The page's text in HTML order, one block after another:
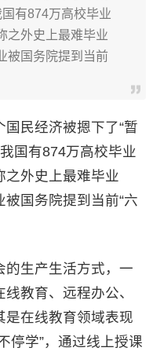
有874万高校毕业
之外史上最难毕业
被国务院提到当前
民经济被摁下了“暂
国有874万高校毕业
之外史上最难毕业
国务院提到当前“六
生产生活方式，一
教育、远程办公、
是在线教育领域表现
停学”，通过线上授课